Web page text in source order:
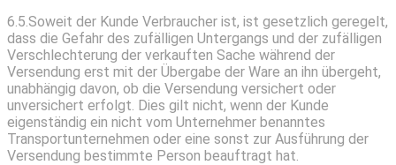
6.5.Soweit der Kunde Verbraucher ist, ist gesetzlich geregelt,
dass die Gefahr des zufälligen Untergangs und der zufälligen
Verschlechterung der verkauften Sache während der
Versendung erst mit der Übergabe der Ware an ihn übergeht,
unabhängig davon, ob die Versendung versichert oder
unversichert erfolgt. Dies gilt nicht, wenn der Kunde
eigenständig ein nicht vom Unternehmer benanntes
Transportunternehmen oder eine sonst zur Ausführung der
Versendung bestimmte Person beauftragt hat.